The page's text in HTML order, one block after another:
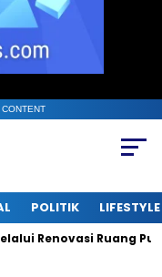
POLITIK LIFESTYLE
Ruang Publik